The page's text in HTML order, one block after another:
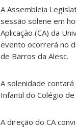
A Assembleia
sessão solene em
Aplicação (CA) da
evento ocorrerá no
de Barros da Alesc.
A solenidade
Infantil do Colégio
A direção do CA